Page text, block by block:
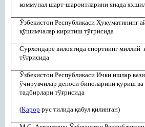
коммунал шарт-шароитларини янада
Ўзбекистон Республикаси Ҳукуматининг
қўшимчалар киритиш тўғрисида
Сурхондарё вилоятида спортнинг
тўғрисида
Ўзбекистон Республикаси Ички ишлар
ўчирувчилар депоси биноларини қуриш ва
тадбирлари тўғрисида
(Қарор рус тилида қабул қилинган)